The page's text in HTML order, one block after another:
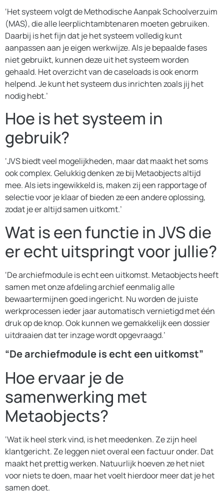
‘Het systeem volgt de Methodische Aanpak Schoolverzuim
(MAS), die alle leerplichtambtenaren moeten gebruiken.
Daarbij is het fijn dat je het systeem volledig kunt
aanpassen aan je eigen werkwijze. Als je bepaalde fases
niet gebruikt, kunnen deze uit het systeem worden
gehaald. Het overzicht van de caseloads is ook enorm
helpend. Je kunt het systeem dus inrichten zoals jij het
nodig hebt.’
Hoe is het systeem in
gebruik?
‘JVS biedt veel mogelijkheden, maar dat maakt het soms
ook complex. Gelukkig denken ze bij Metaobjects altijd
mee. Als iets ingewikkeld is, maken zij een rapportage of
selectie voor je klaar of bieden ze een andere oplossing,
zodat je er altijd samen uitkomt.’
Wat is een functie in JVS die
er echt uitspringt voor jullie?
‘De archiefmodule is echt een uitkomst. Metaobjects heeft
samen met onze afdeling archief eenmalig alle
bewaartermijnen goed ingericht. Nu worden de juiste
werkprocessen ieder jaar automatisch vernietigd met één
druk op de knop. Ook kunnen we gemakkelijk een dossier
uitdraaien dat ter inzage wordt opgevraagd.’
“De archiefmodule is echt een uitkomst”
Hoe ervaar je de
samenwerking met
Metaobjects?
‘Wat ik heel sterk vind, is het meedenken. Ze zijn heel
klantgericht. Ze leggen niet overal een factuur onder. Dat
maakt het prettig werken. Natuurlijk hoeven ze het niet
voor niets te doen, maar het voelt hierdoor meer dat je het
samen doet.